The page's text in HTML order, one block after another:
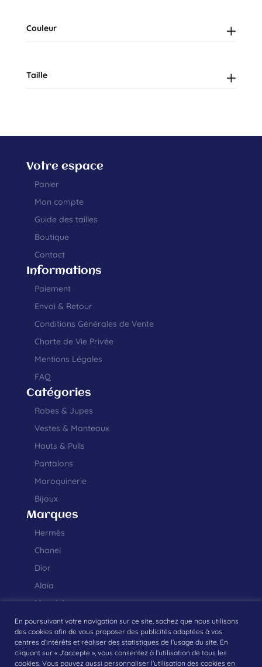
Couleur
Taille
Votre espace
Panier
Mon compte
Guide des tailles
Boutique
Contact
Informations
Paiement
Envoi & Retour
Conditions Générales de Vente
Charte de Vie Privée
Mentions Légales
FAQ
Catégories
Robes & Jupes
Vestes & Manteaux
Hauts & Pulls
Pantalons
Maroquinerie
Bijoux
Marques
Hermès
Chanel
Dior
Alaïa
Margiela
Création graphique et développement web réalisés parStudio Monsieur
En poursuivant votre navigation sur ce site, sachez que nous utilisons
des cookies afin de vous proposer des publicités adaptées à vos
centres d’intérêts et réaliser des statistiques de l'usage du site. En
cliquant sur « J'accepte », vous consentez à l’utilisation de tous les
cookies. Vous pouvez aussi personnaliser l'utilisation des cookies en